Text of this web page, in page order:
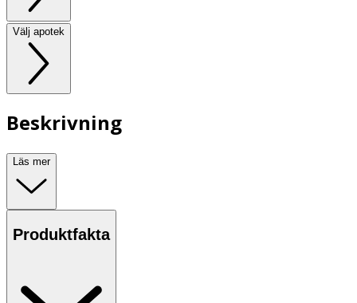
Välj apotek
Beskrivning
Läs mer
Produktfakta